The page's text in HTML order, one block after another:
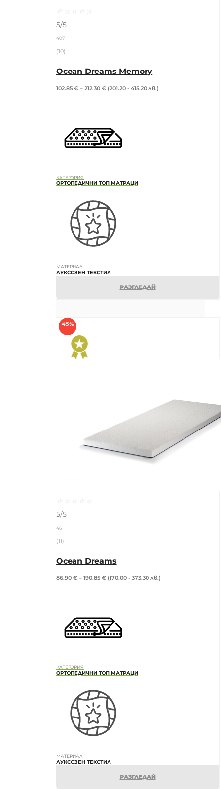
☆ ☆ ☆ ☆
☆
5/5
407
(10)
Ocean Dreams Memory
102.85 € – 212.30 € (201.20 - 415.20 лв.)
КАТЕГОРИЯ
ОРТОПЕДИЧНИ ТОП МАТРАЦИ
МАТЕРИАЛ
ЛУКСОЗЕН ТЕКСТИЛ
РАЗГЛЕДАЙ
45%
☆ ☆ ☆ ☆
☆
5/5
46
(11)
Ocean Dreams
86.90 € – 190.85 € (170.00 - 373.30 лв.)
КАТЕГОРИЯ
ОРТОПЕДИЧНИ ТОП МАТРАЦИ
МАТЕРИАЛ
ЛУКСОЗЕН ТЕКСТИЛ
РАЗГЛЕДАЙ